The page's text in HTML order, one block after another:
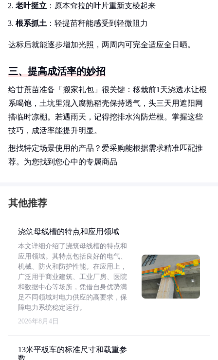
老叶挺立 ：原本耷拉的叶片重新支棱起来
根系抓土 ：轻提苗秆能感受到轻微阻力
达标后就能逐步增加光照，两周内可完全适应全日晒。
三、提高成活率的妙招
给甘蔗苗准备「搬家礼包」很关键：移栽前1天浇透水让根
系喝饱，土坑里混入腐熟稻壳保持透气，头三天用遮阳网
搭临时凉棚。若遇雨天，记得挖排水沟防烂根。掌握这些
技巧，成活率能提升明显。
想找特定场景使用的产品？爱采购能根据需求精准匹配推
荐。为您找到您心中的专属商品
其他推荐
浇筑母线槽的特点和应用领域
本文详细介绍了浇筑母线槽的特点和
应用领域。其特点包括良好的电气、
机械、防火和防护性能。在应用上，
广泛用于商业建筑、工业厂房、医院
和数据中心等场所，凭借自身优势满
足不同领域对电力供应的高要求，保
障电力系统稳定运行。
2026年8月4日
13米平板车的标准尺寸和载重参
数